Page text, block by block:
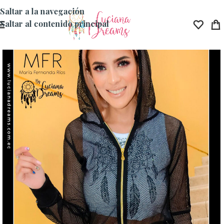
Saltar a la navegación
Saltar al contenido principal